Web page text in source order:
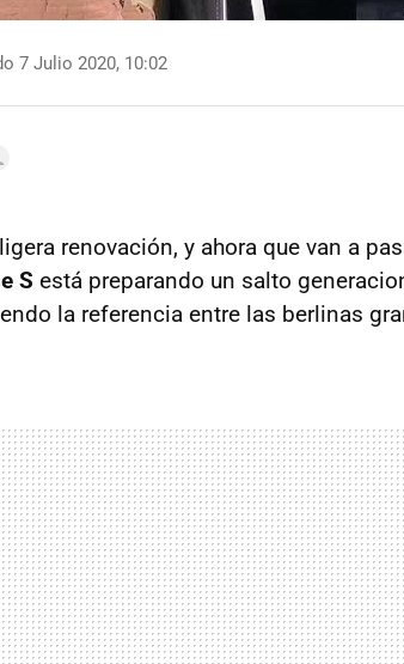
7 Julio 2020, 10:02
renovación, y ahora que van a
S está preparando un salto
la referencia entre las berlinas